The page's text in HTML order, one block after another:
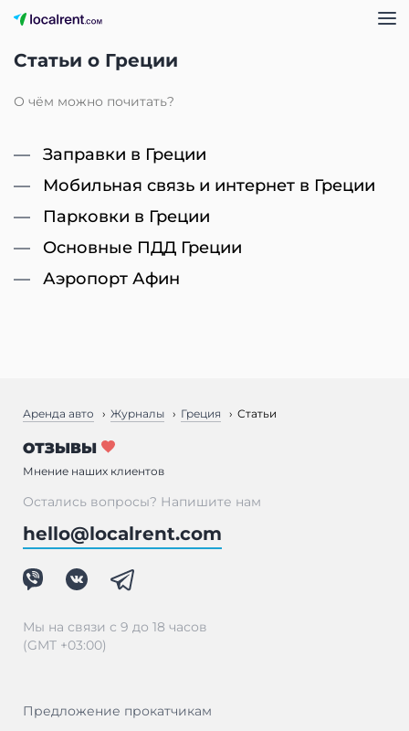
Статьи о Греции
О чём можно почитать?
Заправки в Греции
Мобильная связь и интернет в Греции
Парковки в Греции
Основные ПДД Греции
Аэропорт Афин
Аренда авто Журналы Греция Статьи
ОТЗЫВЫ
Мнение наших клиентов
Предложение прокатчикам
Остались вопросы? Напишите нам
hello@localrent.com
Мы на связи с 9 до 18 часов
(GMT +03:00)